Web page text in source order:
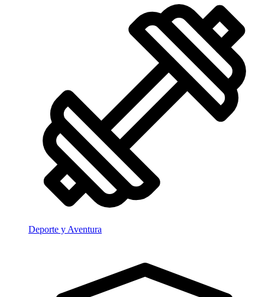
Deporte y Aventura